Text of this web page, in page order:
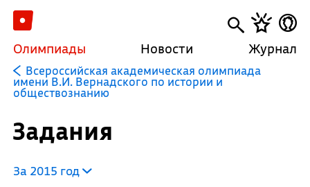
Олимпиады Новости Журнал
Всероссийская академическая олимпиада
имени В.И. Вернадского по истории и
обществознанию
Задания
За 2015 год